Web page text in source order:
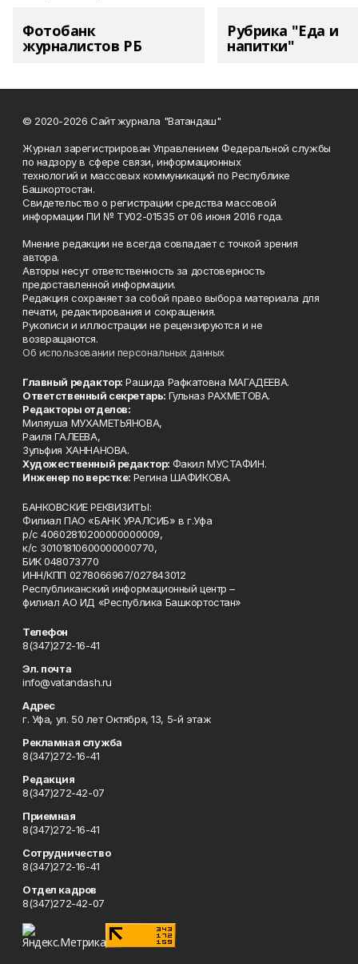
Фотобанк
журналистов РБ
Рубрика "Еда и
напитки"
© 2020-2026 Сайт журнала "Ватандаш"
Журнал зарегистрирован Управлением Федеральной службы
по надзору в сфере связи, информационных
технологий и массовых коммуникаций по Республике
Башкортостан.
Свидетельство о регистрации средства массовой
информации ПИ № ТУ02-01535 от 06 июня 2016 года.
Мнение редакции не всегда совпадает с точкой зрения
автора.
Авторы несут ответственность за достоверность
предоставленной информации.
Редакция сохраняет за собой право выбора материала для
печати, редактирования и сокращения.
Рукописи и иллюстрации не рецензируются и не
возвращаются.
Об использовании персональных данных
Главный редактор: Рашида Рафкатовна МАГАДЕЕВА.
Ответственный секретарь: Гульназ РАХМЕТОВА.
Редакторы отделов:
Миляуша МУХАМЕТЬЯНОВА,
Раиля ГАЛЕЕВА,
Зульфия ХАННАНОВА.
Художественный редактор: Факил МУСТАФИН.
Инженер по верстке: Регина ШАФИКОВА.
БАНКОВСКИЕ РЕКВИЗИТЫ:
Филиал ПАО «БАНК УРАЛСИБ» в г.Уфа
р/с 40602810200000000009,
к/с 30101810600000000770,
БИК 048073770
ИНН/КПП 0278066967/027843012
Республиканский информационный центр –
филиал АО ИД «Республика Башкортостан»
Телефон
8(347)272-16-41
Эл. почта
info@vatandash.ru
Адрес
г. Уфа, ул. 50 лет Октября, 13, 5-й этаж
Рекламная служба
8(347)272-16-41
Редакция
8(347)272-42-07
Приемная
8(347)272-16-41
Сотрудничество
8(347)272-16-41
Отдел кадров
8(347)272-42-07